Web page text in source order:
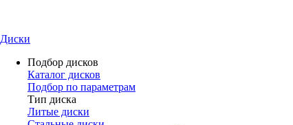
Диски
Подбор дисков
Каталог дисков
Подбор по параметрам
Тип диска
Литые диски